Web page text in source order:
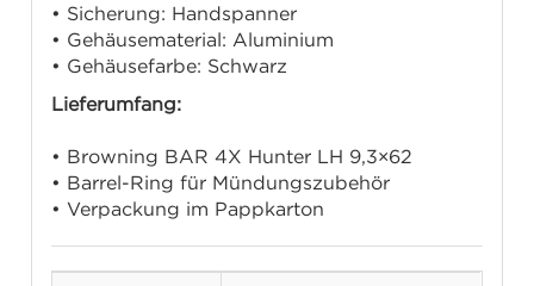
• Sicherung: Handspanner
• Gehäusematerial: Aluminium
• Gehäusefarbe: Schwarz
Lieferumfang:
• Browning BAR 4X Hunter LH 9,3×62
• Barrel-Ring für Mündungszubehör
• Verpackung im Pappkarton